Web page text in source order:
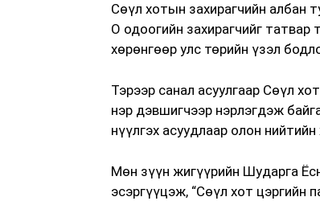
Сөүл хотын захирагчийн
О одоогийн захирагчийг
хөрөнгөөр улс төрийн үзэл
Тэрээр санал асуулгаар Сөүл
нэр дэвшигчээр нэрлэгдэж
нүүлгэх асуудлаар олон
Мөн зүүн жигүүрийн Шударга
эсэргүүцэж, “Сөүл хот цэргийн